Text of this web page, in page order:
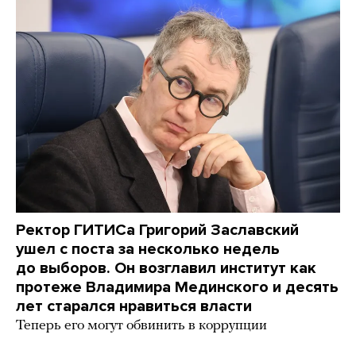
Ректор ГИТИСа Григорий Заславский
ушел с поста за несколько недель
до выборов. Он возглавил институт как
протеже Владимира Мединского и десять
лет старался нравиться власти
Теперь его могут обвинить в коррупции